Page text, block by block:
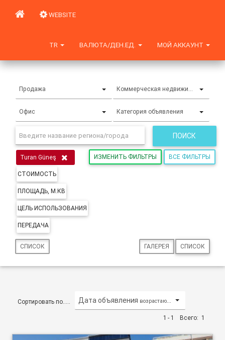
WEBSITE
МОЙ АККАУНТ
ВАЛЮТА/ДЕН.ЕД.
TR
Продажа Коммерческая недвижимость
Офис Категория объявления
ПОИСК
Turan Güneş
СТОИМОСТЬ
ПЛОЩАДЬ, М.КВ
ЦЕЛЬ ИСПОЛЬЗОВАНИЯ
ПЕРЕДАЧА
ИЗМЕНИТЬ ФИЛЬТРЫ ВСЕ ФИЛЬТРЫ
СПИСОК ГАЛЕРЕЯ СПИСОК
Сортировать по..... Дата объявления возрастающий/по возрастанию
1 - 1 Всего: 1